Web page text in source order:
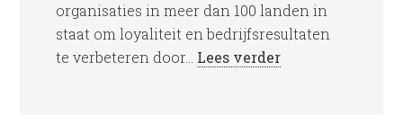
organisaties in meer dan 100 landen in
staat om loyaliteit en bedrijfsresultaten
te verbeteren door... Lees verder